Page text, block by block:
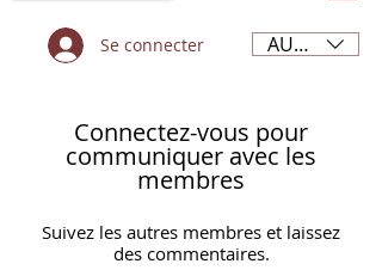
Se connecter AUD (AU$)
Connectez-vous pour
communiquer avec les
membres
Suivez les autres membres et laissez
des commentaires.